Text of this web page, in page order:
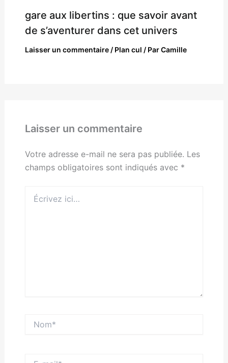
gare aux libertins : que savoir avant
de s’aventurer dans cet univers
Laisser un commentaire / Plan cul / ParCamille
Laisser un commentaire
Votre adresse e-mail ne sera pas publiée. Les
champs obligatoires sont indiqués avec *
ici…